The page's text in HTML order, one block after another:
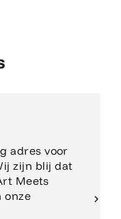
adres voor
zijn blij dat
Meets
onze